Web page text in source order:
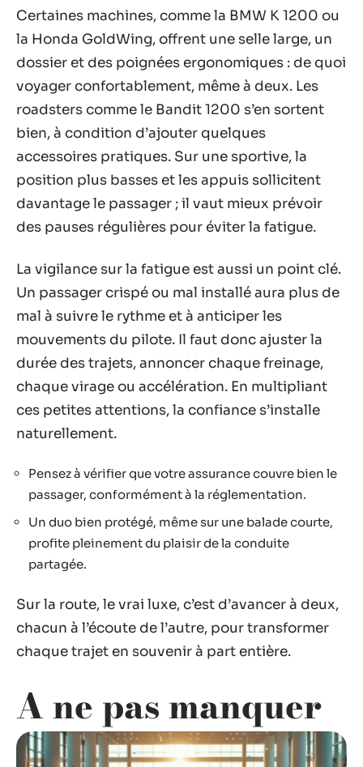
Certaines machines, comme la BMW K 1200 ou
la Honda GoldWing, offrent une selle large, un
dossier et des poignées ergonomiques : de quoi
voyager confortablement, même à deux. Les
roadsters comme le Bandit 1200 s’en sortent
bien, à condition d’ajouter quelques
accessoires pratiques. Sur une sportive, la
position plus basses et les appuis sollicitent
davantage le passager ; il vaut mieux prévoir
des pauses régulières pour éviter la fatigue.
La vigilance sur la fatigue est aussi un point clé.
Un passager crispé ou mal installé aura plus de
mal à suivre le rythme et à anticiper les
mouvements du pilote. Il faut donc ajuster la
durée des trajets, annoncer chaque freinage,
chaque virage ou accélération. En multipliant
ces petites attentions, la confiance s’installe
naturellement.
Pensez à vérifier que votre assurance couvre bien le
passager, conformément à la réglementation.
Un duo bien protégé, même sur une balade courte,
profite pleinement du plaisir de la conduite
partagée.
Sur la route, le vrai luxe, c’est d’avancer à deux,
chacun à l’écoute de l’autre, pour transformer
chaque trajet en souvenir à part entière.
A ne pas manquer